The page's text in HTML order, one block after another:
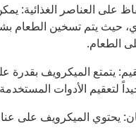
على العناصر الغذائية:
حيث يتم تسخين الطعام
الطعام.
يتمتع الميكرويف بقدرة
لتعقيم الأدوات
يحتوي الميكرويف على